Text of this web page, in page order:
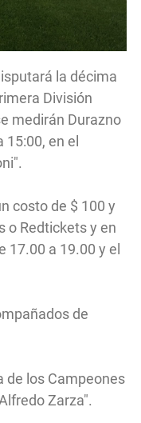
la décima
División
medirán Durazno
15:00, en el
costo de $ 100 y
o Redtickets y en
17.00 a 19.00 y el
de
de los Campeones
Zarza".